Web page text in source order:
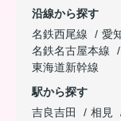
沿線から探す
名鉄西尾線
愛
名鉄名古屋本線
東海道新幹線
駅から探す
吉良吉田
相見